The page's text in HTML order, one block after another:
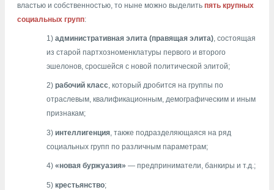
властью и собственностью, то ныне можно выделить пять крупных
социальных групп:
1) административная элита (правящая элита), состоящая
из старой партхозноменклатуры первого и второго
эшелонов, сросшейся с новой политической элитой;
2) рабочий класс, который дробится на группы по
отраслевым, квалификационным, демографическим и иным
признакам;
3) интеллигенция, также подразделяющаяся на ряд
социальных групп по различным параметрам;
4) «новая буржуазия» — предприниматели, банкиры и т.д.;
5) крестьянство;